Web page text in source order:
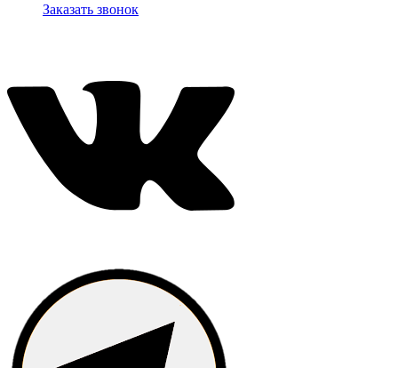
Заказать звонок